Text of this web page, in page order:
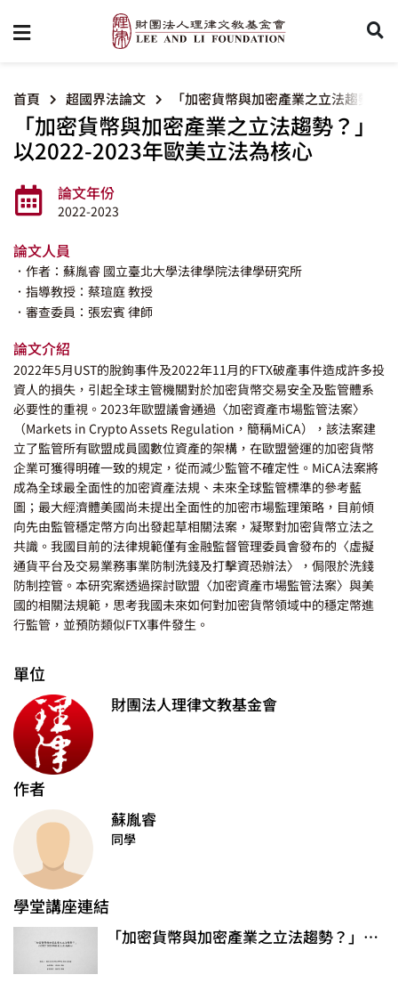
首頁 超國界法論文 「加密貨幣與加密產業之立法趨勢
「加密貨幣與加密產業之立法趨勢？」
以2022-2023年歐美立法為核心
論文年份
2022-2023
論文人員
．作者：蘇胤睿 國立臺北大學法律學院法律學研究所
．指導教授：蔡瑄庭 教授
．審查委員：張宏賓 律師
論文介紹
2022年5月UST的脫鉤事件及2022年11月的FTX破產事件造成許多投
資人的損失，引起全球主管機關對於加密貨幣交易安全及監管體系
必要性的重視。2023年歐盟議會通過〈加密資產市場監管法案〉
（Markets in Crypto Assets Regulation，簡稱MiCA），該法案建
立了監管所有歐盟成員國數位資產的架構，在歐盟營運的加密貨幣
企業可獲得明確一致的規定，從而減少監管不確定性。MiCA法案將
成為全球最全面性的加密資產法規、未來全球監管標準的參考藍
圖；最大經濟體美國尚未提出全面性的加密市場監理策略，目前傾
向先由監管穩定幣方向出發起草相關法案，凝聚對加密貨幣立法之
共識。我國目前的法律規範僅有金融監督管理委員會發布的〈虛擬
通貨平台及交易業務事業防制洗錢及打擊資恐辦法〉，侷限於洗錢
防制控管。本研究案透過探討歐盟〈加密資產市場監管法案〉與美
國的相關法規範，思考我國未來如何對加密貨幣領域中的穩定幣進
行監管，並預防類似FTX事件發生。
單位
財團法人理律文教基金會
作者
蘇胤睿
同學
學堂講座連結
「加密貨幣與加密產業之立法趨勢？」以2022-2023年歐美立法為核心